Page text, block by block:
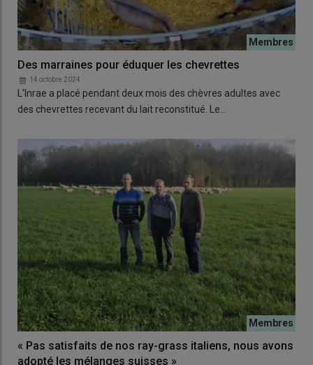
Des marraines pour éduquer les chevrettes
14 octobre 2024
L’Inrae a placé pendant deux mois des chèvres adultes avec
des chevrettes recevant du lait reconstitué. Le…
« Pas satisfaits de nos ray-grass italiens, nous avons
adopté les mélanges suisses »